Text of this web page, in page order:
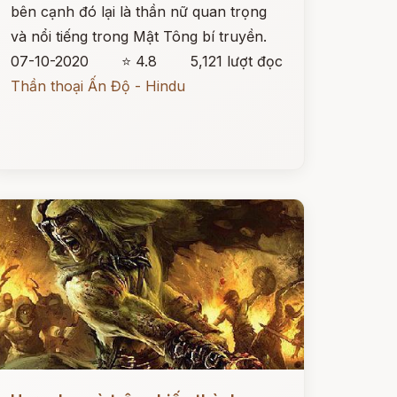
bên cạnh đó lại là thần nữ quan trọng
và nổi tiếng trong Mật Tông bí truyền.
07-10-2020
⭐ 4.8
5,121 lượt đọc
Thần thoại Ấn Độ - Hindu